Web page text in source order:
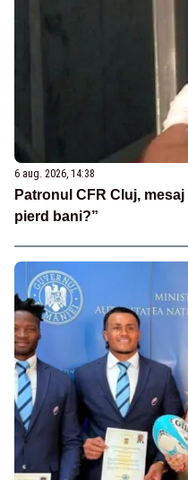
6 aug. 2026, 14:38
Patronul CFR Cluj,
pierd bani?”